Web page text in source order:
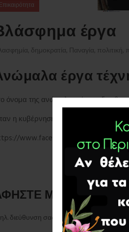
έργα
δημοκρατία Παναγία πολιτική
έργα
όνομα της ανώμαλης τέχνης δεν θα
η κυβέρνηση “δεν παίρνει από λόγια
www.facebook.com/
ΜΙΑ
διεύθυνση σας δεν δημοσιεύεται.Τα